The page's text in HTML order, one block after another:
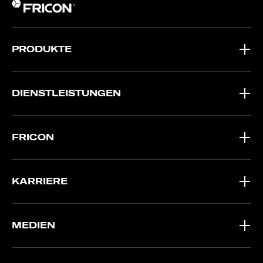
PRODUKTE
DIENSTLEISTUNGEN
FRICON
KARRIERE
MEDIEN